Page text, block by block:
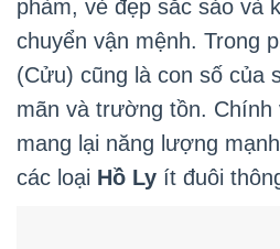
phàm, vẻ đẹp sắc sảo và
chuyển vận mệnh. Trong
(Cửu) cũng là con số của
mãn và trường tồn. Chính
mang lại năng lượng
các loại Hồ Ly ít đuôi